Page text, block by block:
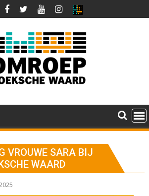
VROUWE SARA BIJ
WAARD